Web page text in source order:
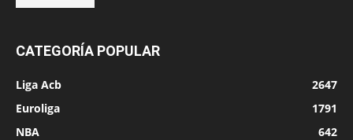
CATEGORÍA POPULAR
Liga Acb
2647
Euroliga
1791
NBA
642